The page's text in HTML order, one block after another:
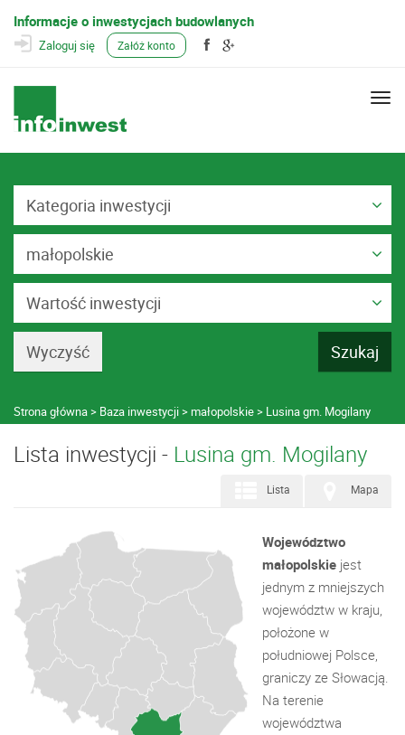
Informacje o inwestycjach budowlanych
Zaloguj się Załóż konto
Kategoria inwestycji
małopolskie
Wartość inwestycji
Strona główna Baza inwestycji małopolskie Lusina gm. Mogilany
Lista inwestycji - Lusina gm. Mogilany
Mapa
Lista
Województwo
małopolskie jest
jednym z mniejszych
województw w kraju,
położone w
południowej Polsce,
graniczy ze Słowacją.
Na terenie
województwa